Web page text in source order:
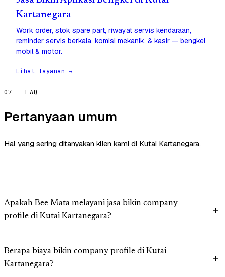
Kartanegara
Work order, stok spare part, riwayat servis kendaraan,
reminder servis berkala, komisi mekanik, & kasir — bengkel
mobil & motor.
Lihat layanan →
07 — FAQ
Pertanyaan umum
Hal yang sering ditanyakan klien kami di Kutai Kartanegara.
Apakah Bee Mata melayani jasa bikin company
profile di Kutai Kartanegara?
Berapa biaya bikin company profile di Kutai
Kartanegara?